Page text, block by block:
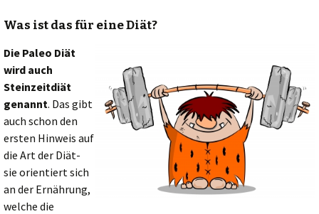
Was ist das für eine Diät?
Die Paleo Diät
wird auch
Steinzeitdiät
genannt. Das gibt
auch schon den
ersten Hinweis auf
die Art der Diät-
sie orientiert sich
an der Ernährung,
welche die